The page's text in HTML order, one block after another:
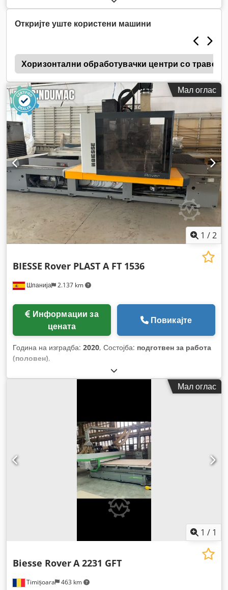
Откријте уште користени машини
Хоризонтални обработувачки центри со
Мал оглас
1 /2
Шпанија 2.137 km
BIESSE Rover PLAST A FT 1536
цената
Повикајте
Година на изградба: 2020, Состојба: подготвен за работа
(половен),
Мал оглас
1 / 1
Timișoara 463 km
Biesse RoverA 2231 GFT